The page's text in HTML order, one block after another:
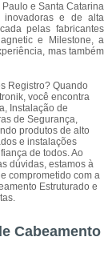
e Santa Catarina
e de alta
pelas fabricantes
e Milestone, a
mas também
Registro? Quando
você encontra
Instalação de
de Segurança,
produtos de alto
e instalações
de todos. Ao
dúvidas, estamos à
comprometido com a
Estruturado e
Cabeamento